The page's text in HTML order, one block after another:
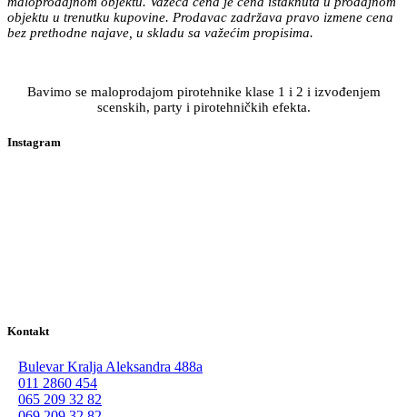
objektu u trenutku kupovine. Prodavac zadržava pravo izmene cena
bez prethodne najave, u skladu sa važećim propisima.
Bavimo se maloprodajom pirotehnike klase 1 i 2 i izvođenjem
scenskih, party i pirotehničkih efekta.
Instagram
Kontakt
Bulevar Kralja Aleksandra 488a
011 2860 454
065 209 32 82